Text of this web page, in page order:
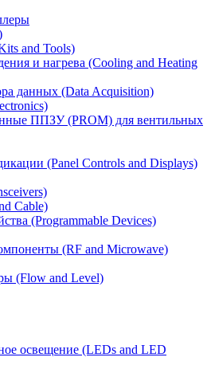
and Tools)
и нагрева (Cooling and Heating
данных (Data Acquisition)
ППЗУ (PROM) для вентильных
(Panel Controls and Displays)
Cable)
(Programmable Devices)
(RF and Microwave)
(Flow and Level)
освещение (LEDs and LED